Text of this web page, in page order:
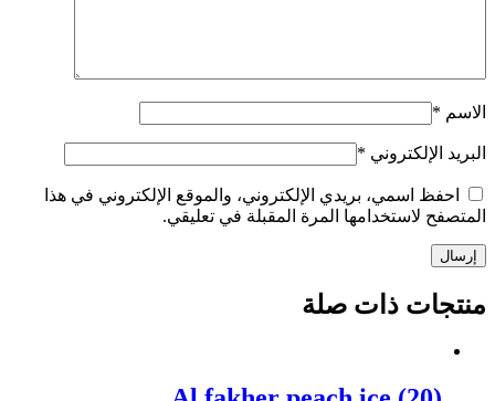
الاسم *
البريد الإلكتروني *
احفظ اسمي، بريدي الإلكتروني، والموقع الإلكتروني في هذا
المتصفح لاستخدامها المرة المقبلة في تعليقي.
إرسال
منتجات ذات صلة